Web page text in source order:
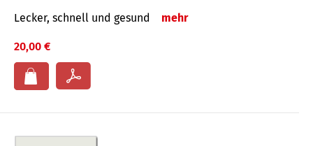
Lecker, schnell und gesund mehr
20,00 €